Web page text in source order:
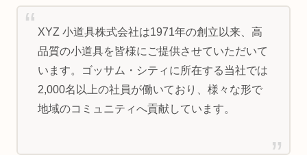
XYZ 小道具株式会社は1971年の創立以来、高
品質の小道具を皆様にご提供させていただいて
います。ゴッサム・シティに所在する当社では
2,000名以上の社員が働いており、様々な形で
地域のコミュニティへ貢献しています。